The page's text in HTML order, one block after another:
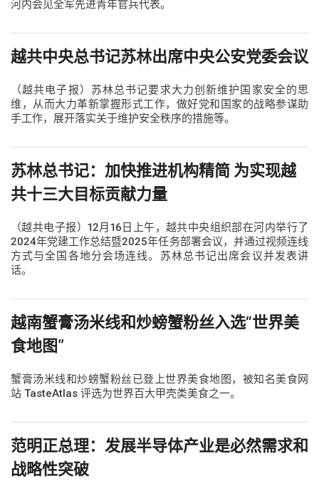
河内会见全军先进青年官兵代表。
越共中央总书记苏林出席中央公安党委会议
（越共电子报）苏林总书记要求大力创新维护国家安全的思
维，从而大力革新掌握形式工作，做好党和国家的战略参谋助
手工作，展开落实关于维护安全秩序的措施等。
苏林总书记：加快推进机构精简 为实现越
共十三大目标贡献力量
（越共电子报）12月16日上午，越共中央组织部在河内举行了
2024年党建工作总结暨2025年任务部署会议，并通过视频连线
方式与全国各地分会场连线。苏林总书记出席会议并发表讲
话。
越南蟹膏汤米线和炒螃蟹粉丝入选“世界美
食地图”
蟹膏汤米线和炒螃蟹粉丝已登上世界美食地图，被知名美食网
站 TasteAtlas 评选为世界百大甲壳类美食之一。
范明正总理：发展半导体产业是必然需求和
战略性突破